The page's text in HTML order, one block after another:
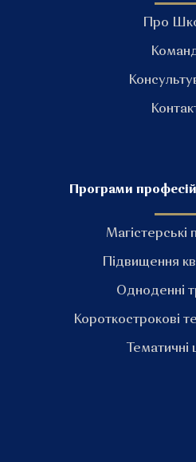
Про
Програми
Магістерські
Підвищення
Одноденні
Короткострокові